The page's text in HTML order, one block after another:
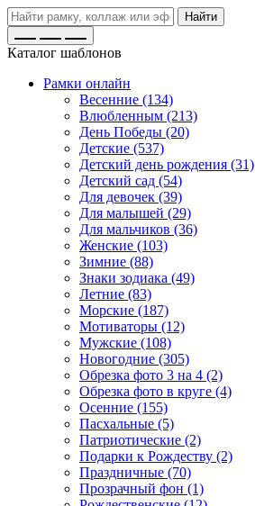
Найти
Каталог шаблонов
Рамки онлайн
Весенние (134)
Влюбленным (213)
День Победы (20)
Детские (537)
Детский день рождения (31)
Детский сад (54)
Для девочек (39)
Для малышей (29)
Для мальчиков (36)
Женские (103)
Зимние (88)
Знаки зодиака (49)
Летние (83)
Морские (187)
Мотиваторы (12)
Мужские (108)
Новогодние (305)
Обрезка фото 3 на 4 (2)
Обрезка фото в круге (4)
Осенние (155)
Пасхальные (5)
Патриотические (2)
Подарки к Рождеству (2)
Праздничные (70)
Прозрачный фон (1)